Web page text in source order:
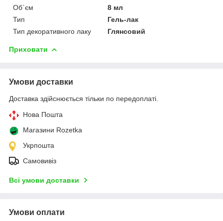
Об`єм
8 мл
Тип
Гель-лак
Тип декоративного лаку
Глянсовий
Приховати
Умови доставки
Доставка здійснюється тільки по передоплаті.
Нова Пошта
Магазини Rozetka
Укрпошта
Самовивіз
Всі умови доставки
Умови оплати